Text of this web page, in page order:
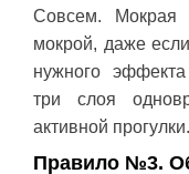
Совсем. Мокрая
мокрой, даже
нужного
три слоя
активной прогулки.
Правило №3.